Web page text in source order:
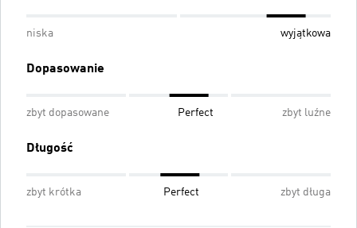
niska wyjątkowa
Dopasowanie
zbyt dopasowane Perfect zbyt luźne
Długość
zbyt krótka Perfect zbyt długa